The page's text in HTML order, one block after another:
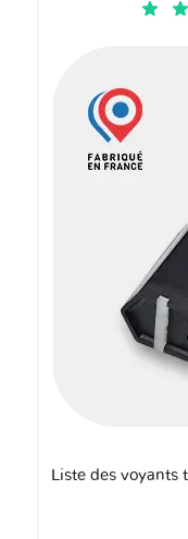
Liste des voyants